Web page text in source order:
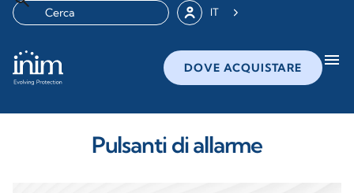
IT
DOVE ACQUISTARE menu
Pulsanti di allarme